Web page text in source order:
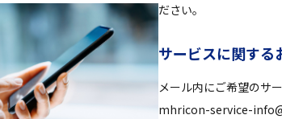
ださい。
サービスに関する
メール内にご希望のサ
mhricon-service-